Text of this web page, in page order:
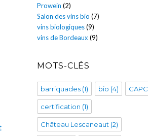
Prowein (2)
Salon des vins bio (7)
vins biologiques(9)
vins de Bordeaux(9)
MOTS-CLÉS
barriquades (1) bio (4) CAPC
certification (1)
Château Lescaneaut (2)